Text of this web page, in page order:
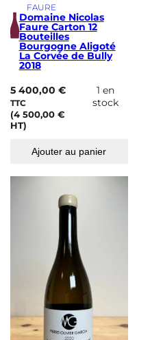
FAURE
Domaine Nicolas
Faure Carton 12
Bouteilles
Bourgogne Aligoté
La Corvée de Bully
2018
5 400,00 €
TTC
(4 500,00 €
HT)
1 en
stock
Ajouter au panier